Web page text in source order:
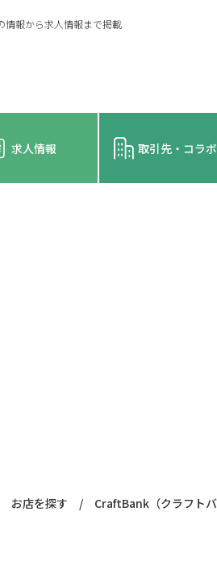
情報から求人情報まで掲載
求人情報 取引先・コラ
お店を探す / CraftBank（クラフトバ